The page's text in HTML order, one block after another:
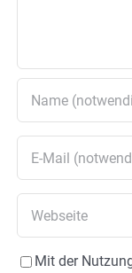
Mit der